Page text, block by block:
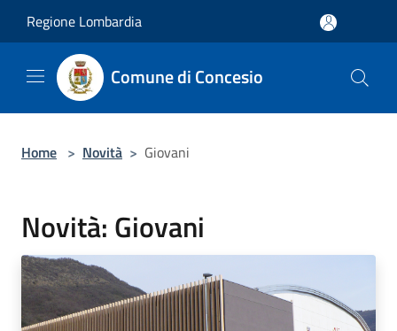
Regione Lombardia
Comune di Concesio
Home > Novità > Giovani
Novità: Giovani